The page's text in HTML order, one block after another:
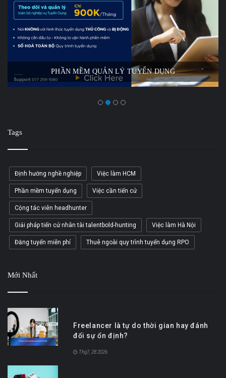
PHẦN MỀM QUẢN LÝ TUYỂN DỤNG
Tags
Định hướng nghề nghiệp Việc làm HCM
Phần mềm tuyển dụng Việc cần tiến cử
Cộng tác viên headhunter
Giải pháp tiến cử nhân tài talentbold-hunting Việc làm Hà Nội
Đăng tuyển miễn phí Thuê ngoài quy trình tuyển dụng RPO
Mới Nhất
Freelancer là tự do thời gian hay đánh
đổi sự ổn định?
Thg7, 28 2026